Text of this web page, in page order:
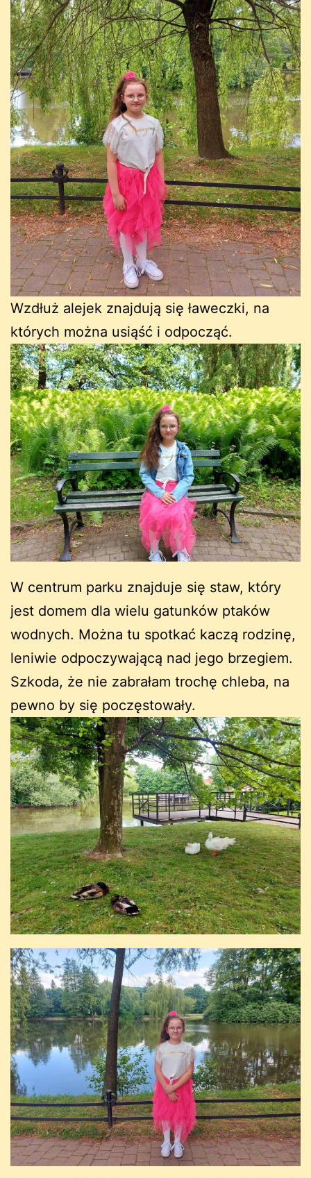
Wzdłuż alejek znajdują się ławeczki, na
których można usiąść i odpocząć.
W centrum parku znajduje się staw, który
jest domem dla wielu gatunków ptaków
wodnych. Można tu spotkać kaczą rodzinę,
leniwie odpoczywającą nad jego brzegiem.
Szkoda, że nie zabrałam trochę chleba, na
pewno by się poczęstowały.